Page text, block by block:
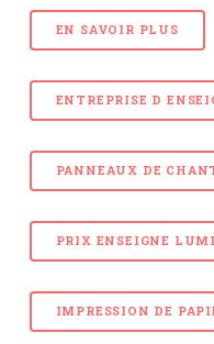
EN SAVOIR PLUS
ENTREPRISE D
PANNEAUX DE
PRIX ENSEIGNE
IMPRESSION DE